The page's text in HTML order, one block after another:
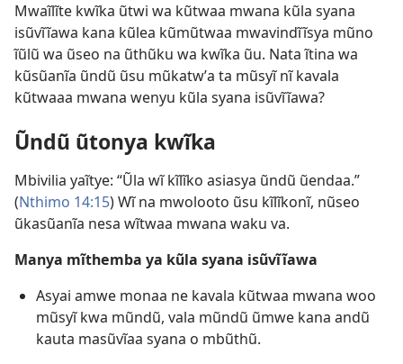
Mwaĩlĩte kwĩka ũtwi wa kũtwaa mwana kũla syana
isũvĩĩawa kana kũlea kũmũtwaa mwavindĩĩsya mũno
ĩũlũ wa ũseo na ũthũku wa kwĩka ũu. Nata ĩtina wa
kũsũanĩa ũndũ ũsu mũkatwʼa ta mũsyĩ nĩ kavala
kũtwaaa mwana wenyu kũla syana isũvĩĩawa?
Ũndũ ũtonya kwĩka
Mbivilia yaĩtye: “Ũla wĩ kĩlĩko asiasya ũndũ ũendaa.”
(Nthimo 14:15) Wĩ na mwolooto ũsu kĩlĩkonĩ, nũseo
ũkasũanĩa nesa wĩtwaa mwana waku va.
Manya mĩthemba ya kũla syana isũvĩĩawa
Asyai amwe monaa ne kavala kũtwaa mwana woo
mũsyĩ kwa mũndũ, vala mũndũ ũmwe kana andũ
kauta masũvĩaa syana o mbũthũ.